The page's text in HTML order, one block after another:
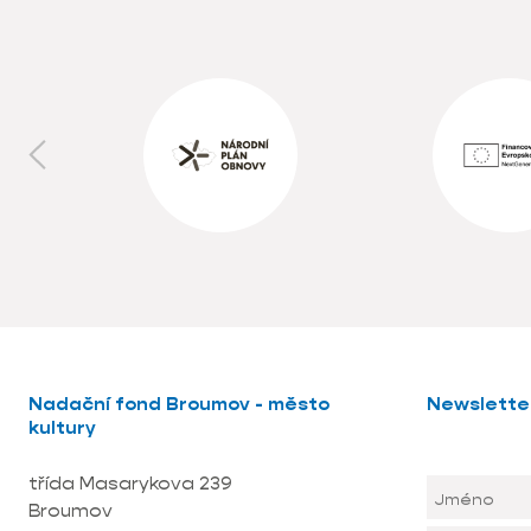
Nadační fond Broumov - město
kultury
třída Masarykova 239
Broumov